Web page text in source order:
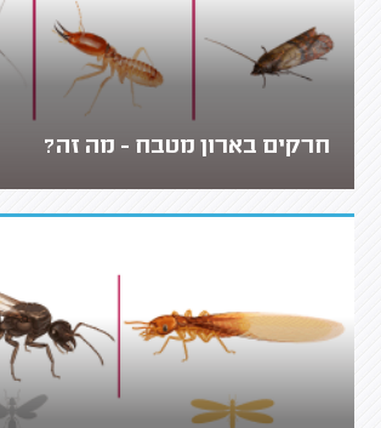
חרקים בארון מטבח - מה זה?